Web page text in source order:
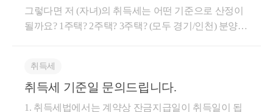
그렇다면 저 (자녀)의 취득세는 어떤 기준으로 산정이
될까요? 1주택? 2주택? 3주택? (모두 경기/인천) 분양권
취득세
취득세 기준일 문의드립니다.
1. 취득세법에서는 계약상 잔금지급일이 취득일이 됩